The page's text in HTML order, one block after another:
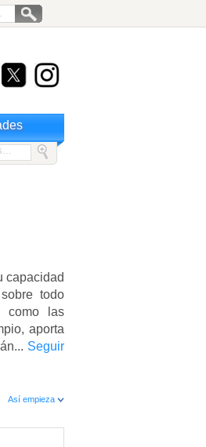
capacidad
todo
como las
aporta
Seguir
Así empieza